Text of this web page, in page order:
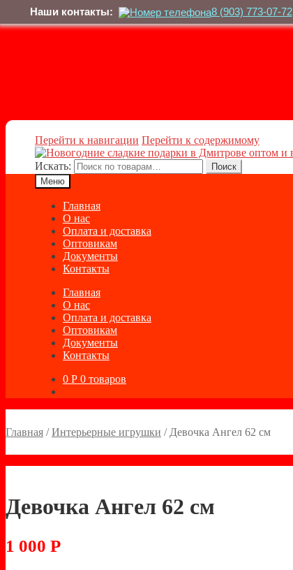
Наши контакты: 8 (903) 773-07-72
Перейти к навигации Перейти к содержимому
Искать:
Поиск
Меню
Главная
О нас
Оплата и доставка
Оптовикам
Документы
Контакты
Главная
О нас
Оплата и доставка
Оптовикам
Документы
Контакты
0 Р 0 товаров
Главная /Интерьерные игрушки / Девочка Ангел 62 см
Девочка Ангел 62 см
1 000 Р